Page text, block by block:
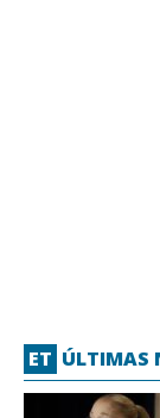
ET ÚLTIMAS